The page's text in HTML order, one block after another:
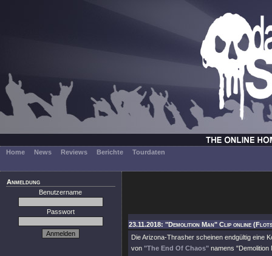
Home News Reviews Berichte Tourdaten
Anmeldung
Benutzername
Passwort
23.11.2018: "Demolition Man" Clip online
Die Arizona-Thrasher scheinen endgültig eine
von "The End Of Chaos" namens "Demolition